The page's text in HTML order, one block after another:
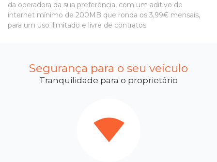
da operadora da sua preferência, com um aditivo de
internet mínimo de 200MB que ronda os 3,99€ mensais,
para um uso ilimitado e livre de contratos.
Segurança para o seu veículo
Tranquilidade para o proprietário